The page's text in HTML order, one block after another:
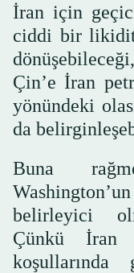
İran için
ciddi bir
Çin’e İran
yönündeki
da
Buna
belirleyici
Çünkü İran